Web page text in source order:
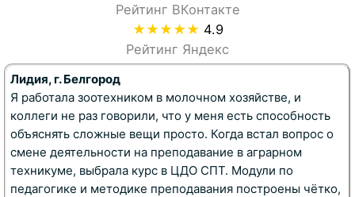
Рейтинг ВКонтакте
★★★★★ 4.9
Рейтинг Яндекс
Лидия, г. Белгород
Я работала зоотехником в молочном хозяйстве, и
коллеги не раз говорили, что у меня есть способность
объяснять сложные вещи просто. Когда встал вопрос о
смене деятельности на преподавание в аграрном
техникуме, выбрала курс в ЦДО СПТ. Модули по
педагогике и методике преподавания построены чётко,